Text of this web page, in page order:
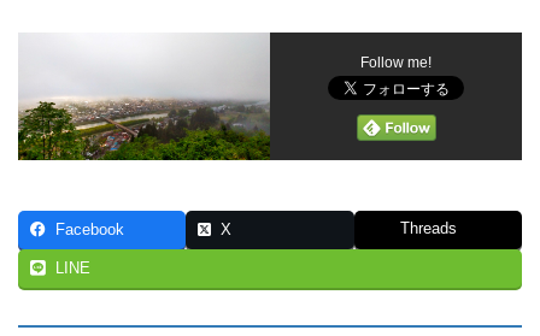
Follow me!
Facebook X Threads
LINE